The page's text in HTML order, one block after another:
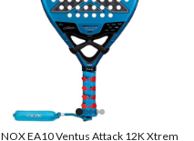
NOX EA10 Ventus Attack 12K Xtrem